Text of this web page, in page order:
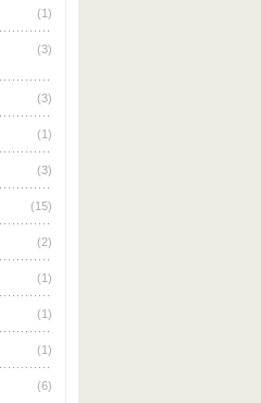
(1)
(3)
(3)
(1)
(3)
(15)
(2)
(1)
(1)
(1)
(6)